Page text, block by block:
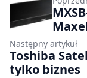
Następny artykuł
Toshiba
tylko biznes